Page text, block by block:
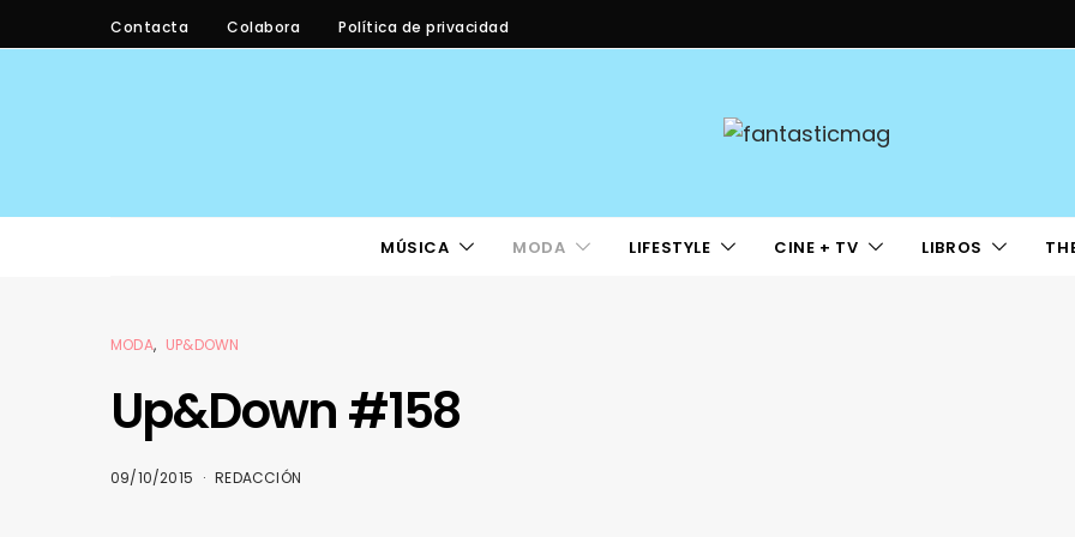
Contacta Colabora Política de privacidad
MÚSICA MODA LIFESTYLE CINE + TV LIBROS
MODA UP&DOWN
Up&Down #158
09/10/2015 REDACCIÓN